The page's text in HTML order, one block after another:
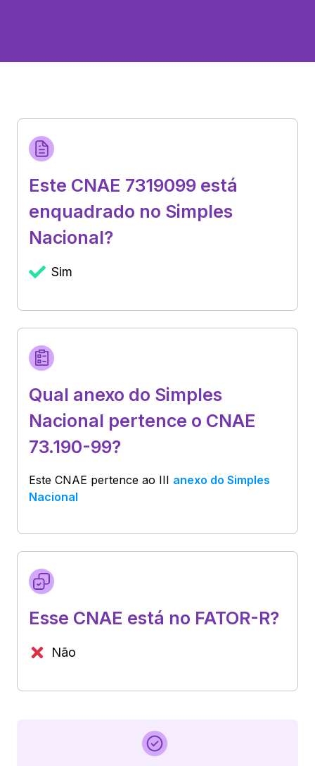
Este CNAE 7319099 está
enquadrado no Simples
Nacional?
Sim
Qual anexo do Simples
Nacional pertence o CNAE
73.190-99?
Este CNAE pertence ao III anexo do Simples
Nacional
Esse CNAE está no FATOR-R?
Não